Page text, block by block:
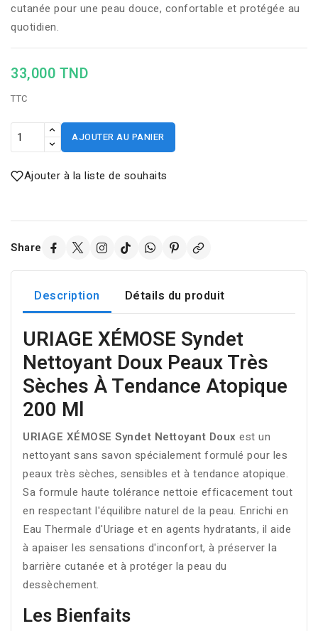
cutanée pour une peau douce, confortable et protégée au
quotidien.
33,000 TND
TTC
AJOUTER AU PANIER
Ajouter à la liste de souhaits
Share
Description Détails du produit
URIAGE XÉMOSE Syndet
Nettoyant Doux Peaux Très
Sèches À Tendance Atopique
200 Ml
URIAGE XÉMOSE Syndet Nettoyant Doux est un
nettoyant sans savon spécialement formulé pour les
peaux très sèches, sensibles et à tendance atopique.
Sa formule haute tolérance nettoie efficacement tout
en respectant l'équilibre naturel de la peau. Enrichi en
Eau Thermale d'Uriage et en agents hydratants, il aide
à apaiser les sensations d'inconfort, à préserver la
barrière cutanée et à protéger la peau du
dessèchement.
Les Bienfaits